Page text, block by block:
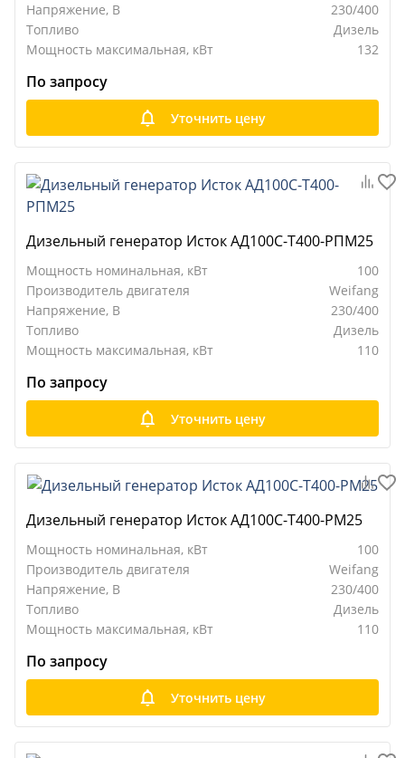
Напряжение, В
230/400
Топливо
Дизель
Мощность максимальная, кВт
132
По запросу
Уточнить цену
Дизельный генератор Исток АД100С-Т400-РПМ25
Мощность номинальная, кВт
100
Производитель двигателя
Weifang
Напряжение, В
230/400
Топливо
Дизель
Мощность максимальная, кВт
110
По запросу
Уточнить цену
Дизельный генератор Исток АД100С-Т400-РМ25
Мощность номинальная, кВт
100
Производитель двигателя
Weifang
Напряжение, В
230/400
Топливо
Дизель
Мощность максимальная, кВт
110
По запросу
Уточнить цену